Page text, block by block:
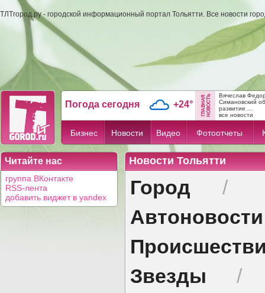
ТЛТгород.ру - городской информационный портал Тольятти. Все новости
Погода сегодня +24°
Вячеслав
Симановский
развитие ...
все новости
Бизнес Новости Видео Фотоотчеты
Читайте нас
группа ВКонтакте
RSS-лента
добавить виджет в yandex
Новости Тольятти
Город /
Автоновости
Звезды